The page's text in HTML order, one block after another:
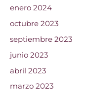
enero 2024
octubre 2023
septiembre 2023
junio 2023
abril 2023
marzo 2023